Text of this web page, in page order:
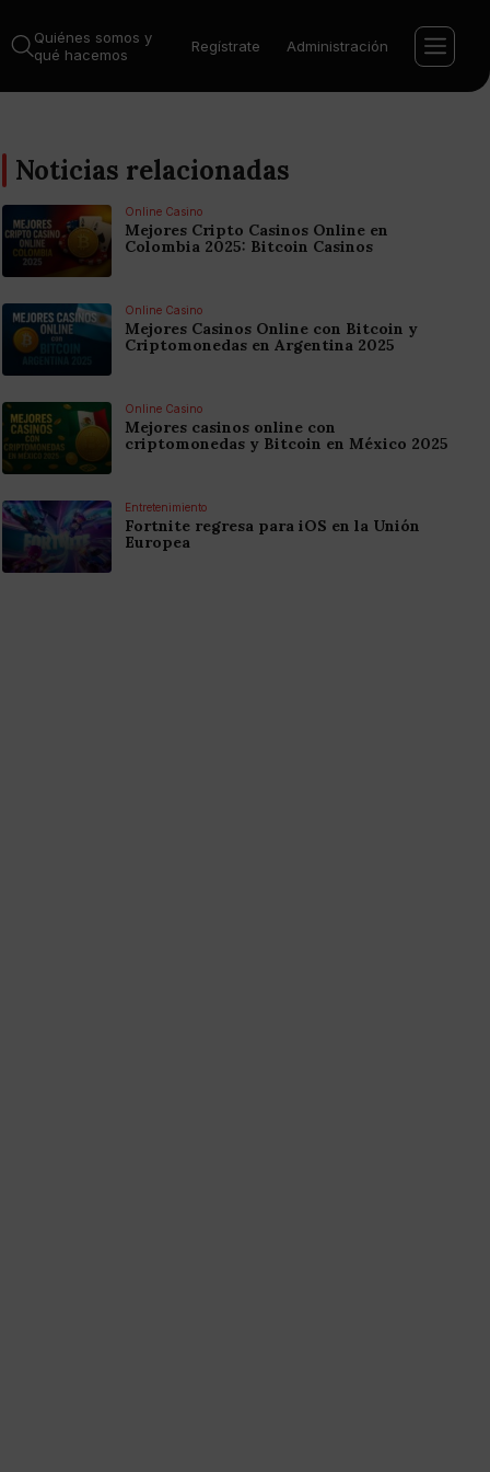
Quiénes somos y
qué hacemos
Regístrate Administración
Noticias relacionadas
Online Casino
Mejores Cripto Casinos Online en
Colombia 2025: Bitcoin Casinos
Online Casino
Mejores Casinos Online con Bitcoin y
Criptomonedas en Argentina 2025
Online Casino
Mejores casinos online con
criptomonedas y Bitcoin en México 2025
Entretenimiento
Fortnite regresa para iOS en la Unión
Europea